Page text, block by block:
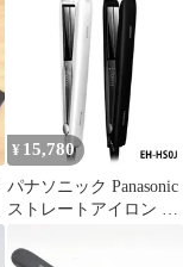
¥ 15,780
パナソニック Panasonic
ストレートアイロン ナ
HS0J-W 黒 ブラック